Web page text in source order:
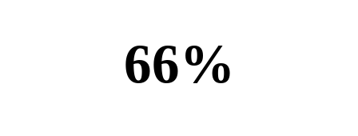
66%